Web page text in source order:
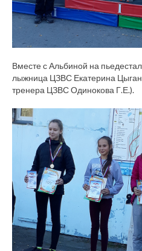
Вместе с Альбиной на
лыжница ЦЗВС Екатерина
тренера ЦЗВС Одинокова Г.Е.).